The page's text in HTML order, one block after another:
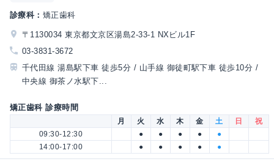
診療科： 矯正歯科
〒1130034 東京都文京区湯島2-33-1 NXビル1F
03-3831-3672
千代田線 湯島駅下車 徒歩5分 / 山手線 御徒町駅下車 徒歩10分 /
中央線 御茶ノ水駅下...
矯正歯科 診療時間
月 火 水 木 金 土 日
祝
09:30-12:30
● ● ● ●
●
14:00-17:00
● ● ● ● ●